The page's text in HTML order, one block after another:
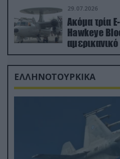
29.07.2026
Ακόμα τρία
Hawkeye
αμερικανικό
δισ.δολάρια
ΕΛΛΗΝΟΤΟΥΡΚΙΚΑ